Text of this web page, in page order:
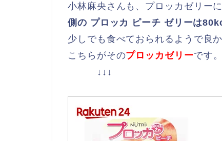
小林麻央さんも、プロッカゼリー
側の プロッカ ピーチ ゼリーは
少しでも食べておられるようで良
こちらがそのプロッカゼリーです。
↓↓↓